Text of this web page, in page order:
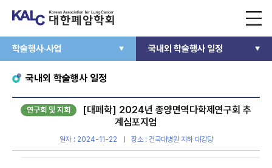
국내외 학술행사 일정
학술행사·사업 국내외 학술행사 일정
연구회 및 지회
[대폐학] 2024년 종양면역다학제연구회 추
계심포지엄
일자 : 2024-11-22 장소 : 건국대병원 지하 대강당